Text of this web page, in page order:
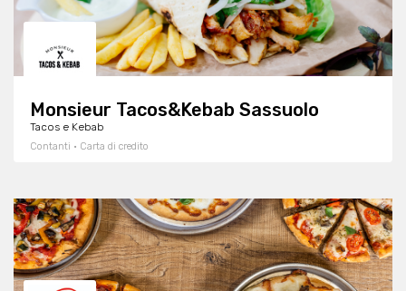
Monsieur Tacos&Kebab Sassuolo
Tacos e Kebab
Contanti · Carta di credito